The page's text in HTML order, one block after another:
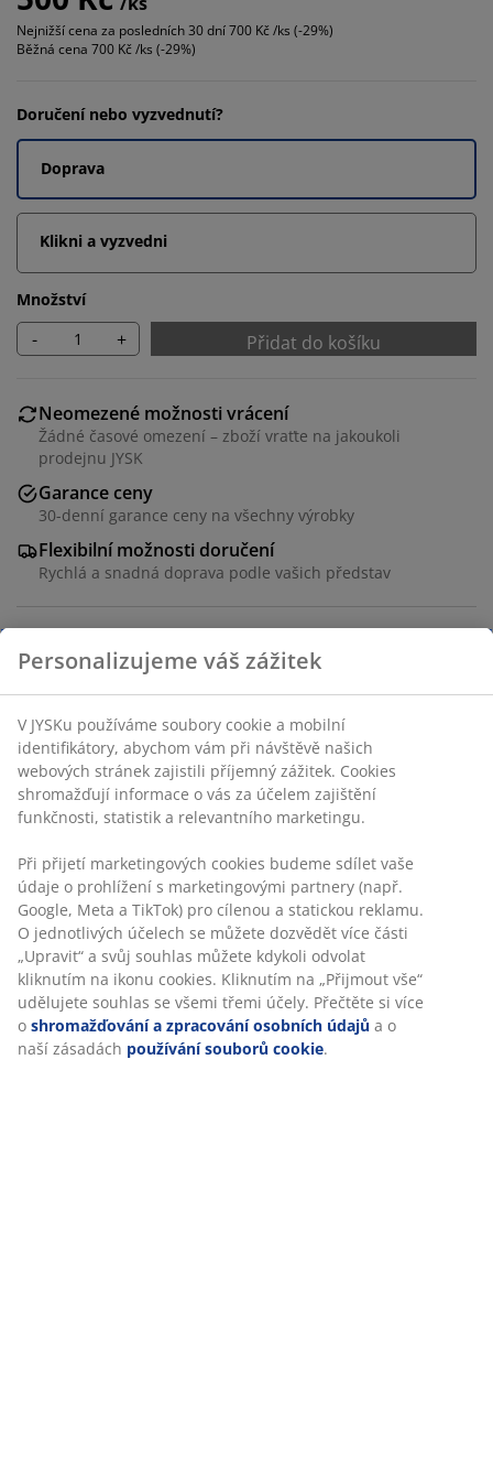
Nejnižší cena za posledních 30 dní700 Kč /ks (-29%)
Běžná cena 700 Kč /ks (-29%)
Doručení nebo vyzvednutí?
Doprava
Klikni a vyzvedni
Množství
- + Přidat do košíku
Neomezené možnosti vrácení
Žádné časové omezení – zboží vraťte na jakoukoli
prodejnu JYSK
Garance ceny
30-denní garance ceny na všechny výrobky
Flexibilní možnosti doručení
Rychlá a snadná doprava podle vašich představ
Ocel. Š62 x V69 x H50 cm
Návod k sestavení
Hodnocení
(6)
Doprava
Personalizujeme váš zážitek
V JYSKu používáme soubory cookie a mobilní
identifikátory, abychom vám při návštěvě našich
webových stránek zajistili příjemný zážitek. Cookies
shromažďují informace o vás za účelem zajištění
funkčnosti, statistik a relevantního marketingu.
Při přijetí marketingových cookies budeme sdílet vaše
údaje o prohlížení s marketingovými partnery (např.
Google, Meta a TikTok) pro cílenou a statickou reklamu.
O jednotlivých účelech se můžete dozvědět více části
„Upravit“ a svůj souhlas můžete kdykoli odvolat
kliknutím na ikonu cookies. Kliknutím na „Přijmout vše“
udělujete souhlas se všemi třemi účely. Přečtěte si více
o shromažďování a zpracování osobních údajů a o
naší zásadách používání souborů cookie.